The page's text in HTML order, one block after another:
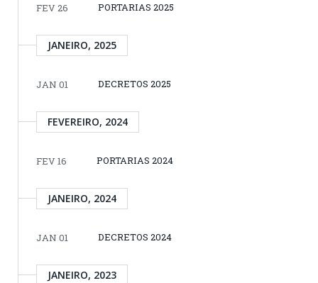
FEV 26 PORTARIAS 2025
JANEIRO, 2025
JAN 01 DECRETOS 2025
FEVEREIRO, 2024
FEV 16 PORTARIAS 2024
JANEIRO, 2024
JAN 01 DECRETOS 2024
JANEIRO, 2023